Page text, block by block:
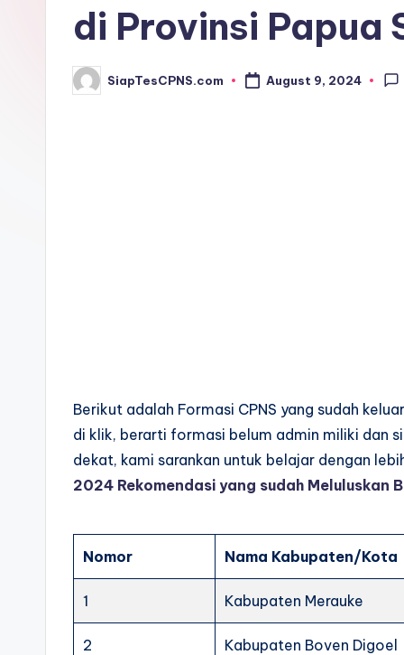
di Provinsi Papua
Posted
by
SiapTesCPNS.com August 9, 2024
Berikut adalah Formasi CPNS yang sudah
di klik, berarti formasi belum admin miliki dan
dekat, kami sarankan untuk belajar dengan
2024 Rekomendasi yang sudah Meluluskan
Nomor Nama Kabupaten/Kota
1 Kabupaten Merauke
2 Kabupaten Boven Digoel